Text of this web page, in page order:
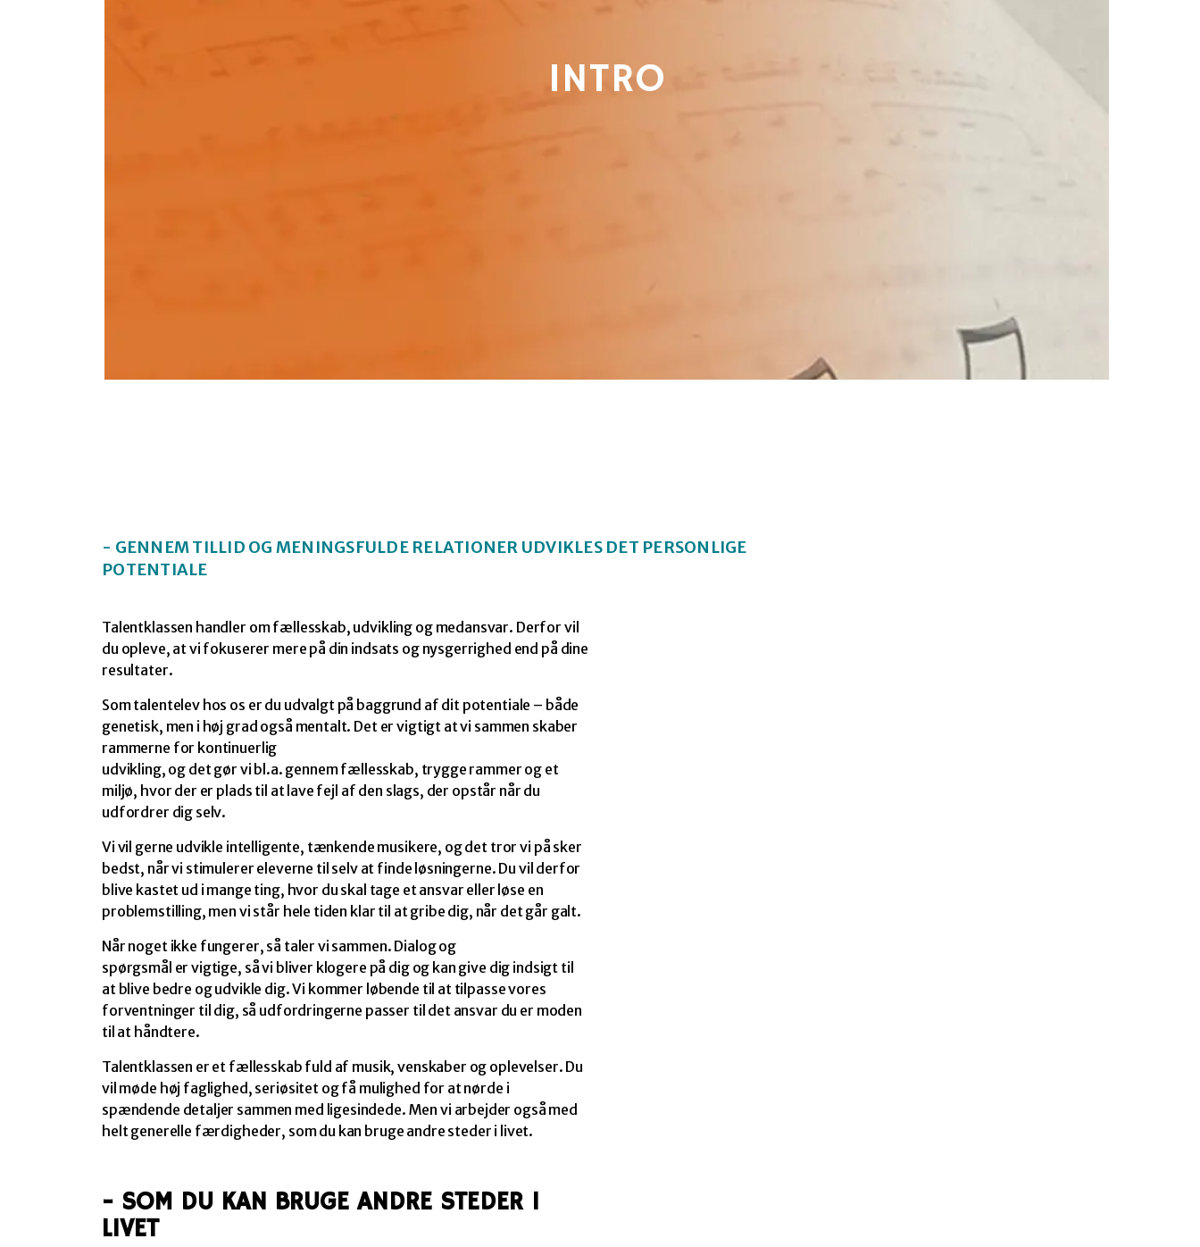
INTRO
- GENNEM TILLID OG MENINGSFULDE RELATIONER UDVIKLES DET PERSONLIGE
POTENTIALE
Talentklassen handler om fællesskab, udvikling og medansvar. Derfor vil
du opleve, at vi fokuserer mere på din indsats og nysgerrighed end på dine
resultater.
Som talentelev hos os er du udvalgt på baggrund af dit potentiale – både
genetisk, men i høj grad også mentalt. Det er vigtigt at vi sammen skaber
rammerne for kontinuerlig
udvikling, og det gør vi bl.a. gennem fællesskab, trygge rammer og et
miljø, hvor der er plads til at lave fejl af den slags, der opstår når du
udfordrer dig selv.
Vi vil gerne udvikle intelligente, tænkende musikere, og det tror vi på sker
bedst, når vi stimulerer eleverne til selv at finde løsningerne. Du vil derfor
blive kastet ud i mange ting, hvor du skal tage et ansvar eller løse en
problemstilling, men vi står hele tiden klar til at gribe dig, når det går galt.
Når noget ikke fungerer, så taler vi sammen. Dialog og
spørgsmål er vigtige, så vi bliver klogere på dig og kan give dig indsigt til
at blive bedre og udvikle dig. Vi kommer løbende til at tilpasse vores
forventninger til dig, så udfordringerne passer til det ansvar du er moden
til at håndtere.
Talentklassen er et fællesskab fuld af musik, venskaber og oplevelser. Du
vil møde høj faglighed, seriøsitet og få mulighed for at nørde i
spændende detaljer sammen med ligesindede. Men vi arbejder også med
helt generelle færdigheder, som du kan bruge andre steder i livet.
- SOM DU KAN BRUGE ANDRE STEDER I
LIVET